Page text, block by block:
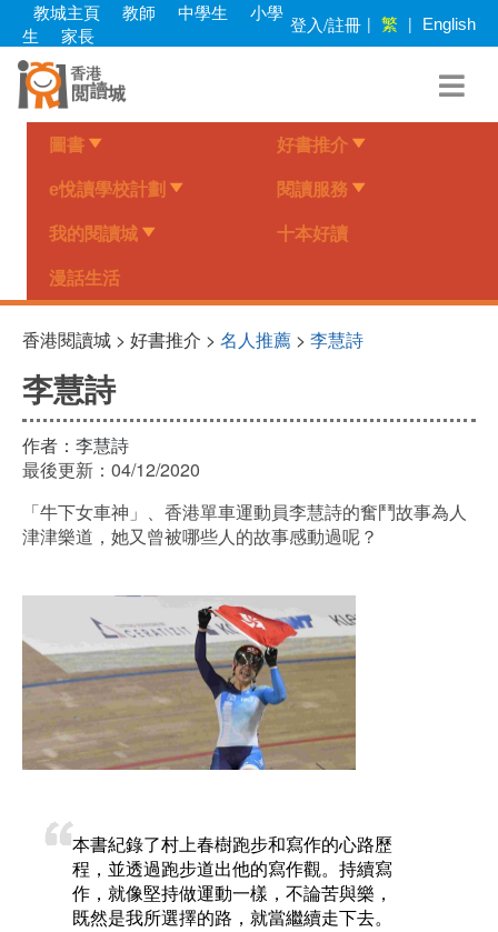
main
content
教城主頁 教師 中學生
小學
生
家長 登入/註冊 | 繁 | English
圖書 好書推介
e悅讀學校計劃 閱讀服務
我的閱讀城 十本好讀
漫話生活
香港閱讀城 > 好書推介 > 名人推薦 > 李慧詩
李慧詩
作者： 李慧詩
最後更新： 04/12/2020
「牛下女車神」、香港單車運動員李慧詩的奮鬥故事為人
津津樂道，她又曾被哪些人的故事感動過呢？
本書紀錄了村上春樹跑步和寫作的心路歷
程，並透過跑步道出他的寫作觀。持續寫
作，就像堅持做運動一樣，不論苦與樂，
既然是我所選擇的路，就當繼續走下去。